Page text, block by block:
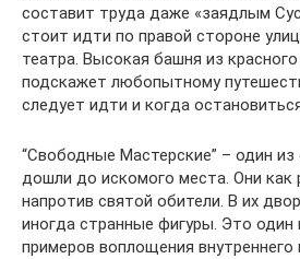
составит труда даже «заядлым
стоит идти по правой стороне
театра. Высокая башня из
подскажет любопытному
следует идти и когда
“Свободные Мастерские” – один
дошли до искомого места. Они как
напротив святой обители. В их
иногда странные фигуры. Это один
примеров воплощения внутреннего